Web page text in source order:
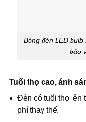
Bóng đèn LED bulb
bảo
Tuổi thọ cao, ánh
Đèn có tuổi thọ lên
phí thay thế.